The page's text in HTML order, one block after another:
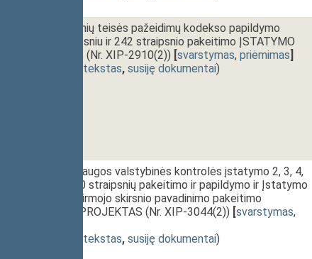
Administracinių teisės pažeidimų kodekso papildymo
51(25) straipsniu ir 242 straipsnio pakeitimo ĮSTATYMO
PROJEKTAS (Nr. XIP-2910(2)) [svarstymas, priėmimas]
dokumento tekstas, susiję dokumentai)
Aplinkos apsaugos valstybinės kontrolės įstatymo 2, 3, 4,
14, 15, 16, 30 straipsnių pakeitimo ir papildymo ir Įstatymo
IV skyriaus pirmojo skirsnio pavadinimo pakeitimo
ĮSTATYMO PROJEKTAS (Nr. XIP-3044(2)) [svarstymas,
dokumento tekstas, susiję dokumentai)